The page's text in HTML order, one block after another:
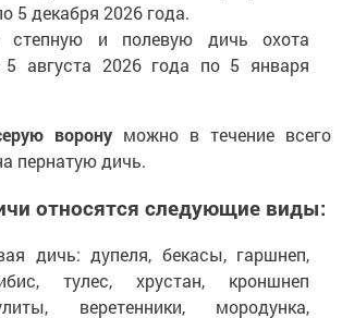
5 декабря 2026 года.
степную и полевую дичь охота
августа 2026 года по 5 января
ворону можно в течение всего
пернатую дичь.
относятся следующие виды:
дичь: дупеля, бекасы, гаршнеп,
тулес, хрустан, кроншнеп
веретенники, мородунка,